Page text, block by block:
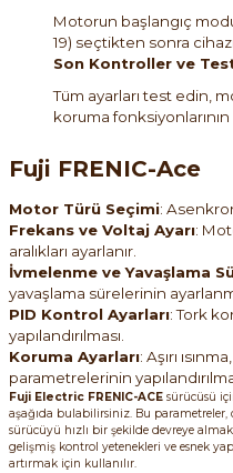
Motorun başlangıç
19) seçtikten sonra
Son Kontroller ve
Tüm ayarları test edin,
koruma
Fuji FRENIC-Ace
Motor Türü Seçimi:
Frekans ve Voltaj Ayarı:
aralıkları ayarlanır.
İvmelenme ve Yavaşlama
yavaşlama sürelerinin
PID Kontrol Ayarları: Tork
yapılandırılması.
Koruma Ayarları: Aşırı
parametrelerinin
Fuji Electric FRENIC-ACE sürücüsü
aşağıda bulabilirsiniz. Bu parametreler,
sürücüyü hızlı bir şekilde devreye
gelişmiş kontrol yetenekleri ve esnek
artırmak için kullanılır.